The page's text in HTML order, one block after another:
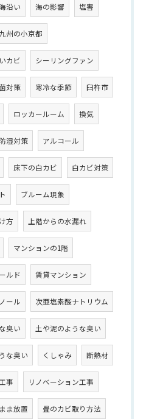
沿い 海の影響 塩害
九州の小京都
カビ シーリングファン
対策 寒冷な季節 臼杵市
ロッカールーム 換気
防湿対策 アルコール
床下の白カビ 白カビ対策
ブルーム現象
方 上階からの水漏れ
マンションの1階
ルド 賃貸マンション
ール 次亜塩素酸ナトリウム
臭い 土や泥のような臭い
な臭い くしゃみ 断熱材
事 リノベーション工事
ま放置 畳のカビ取り方法